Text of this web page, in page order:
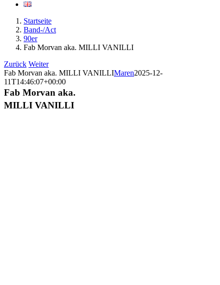
Startseite
Band-/Act
90er
Fab Morvan aka. MILLI VANILLI
Zurück Weiter
Fab Morvan aka. MILLI VANILLIMaren2025-12-
11T14:46:07+00:00
Fab Morvan aka.
MILLI VANILLI